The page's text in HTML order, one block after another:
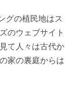
グの植民地はス
のウェブサイト
て人々は古代か
家の裏庭からは